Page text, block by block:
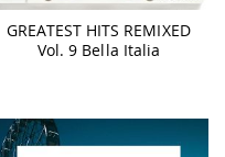
GREATEST HITS REMIXED
Vol. 9 Bella Italia